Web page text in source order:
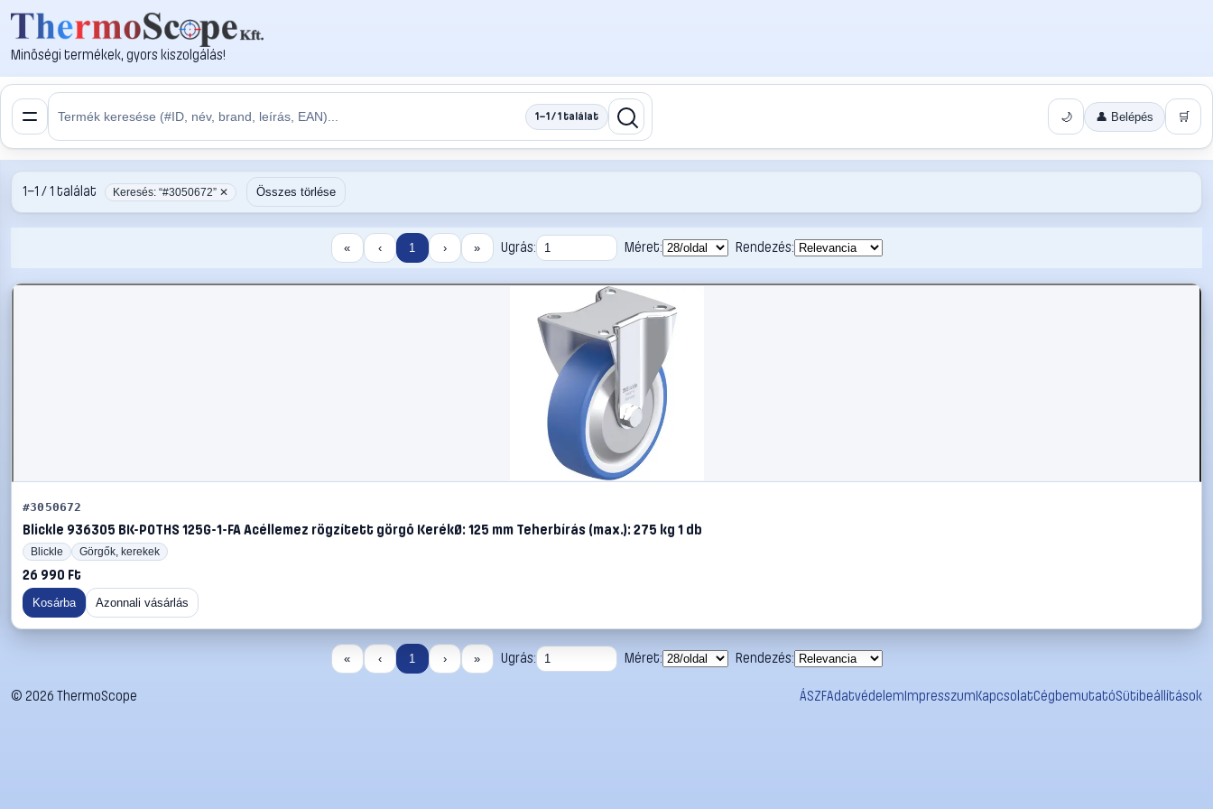
Minőségi termékek, gyors kiszolgálás!
1–1 / 1 találat 🌙 👤 Belépés 🛒
1–1 / 1 találat Keresés: “#3050672” ✕ Összes törlése
« ‹ 1 › » Ugrás: Méret: Rendezés:
#3050672
Blickle 936305 BK-POTHS 125G-1-FA Acéllemez rögzített görgő KerékØ: 125 mm Teherbírás (max.): 275 kg 1 db
Blickle Görgők, kerekek
26 990 Ft
Kosárba Azonnali vásárlás
« ‹ 1 › » Ugrás: Méret: Rendezés:
© 2026 ThermoScope ÁSZFAdatvédelemImpresszumKapcsolatCégbemutatóSütibeállítások